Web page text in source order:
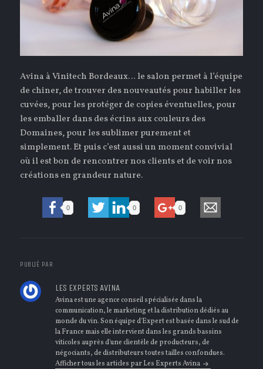
Avina à Vinitech Bordeaux… le salon permet à l’équipe
de chiner, de trouver des nouveautés pour habiller les
cuvées, pour les protéger de copies éventuelles, pour
les emballer dans des écrins aux couleurs des
Domaines, pour les sublimer purement et
simplement. Et puis c’est aussi un moment convivial
où il est bon de rencontrer nos clients et de voir nos
créations en grandeur nature.
0 0 0
PUBLIÉ PAR
LES EXPERTS AVINA
Avina est une agence conseil spécialisée dans la
communication, le marketing et la distribution dédiés au
monde du vin. Son équipe d'Expert est basée dans le sud de
la France mais elle intervient dans les grands bassins
viticoles auprès d'une clientèle de producteurs, de
négociants, de distributeurs toutes tailles confondues.
Afficher tous les articles par Les Experts Avina